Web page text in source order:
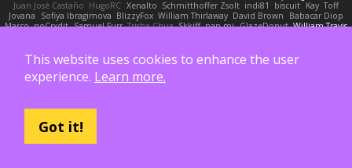
Juan José Castaño HugoRC Xenalto Schmitthoffer Zsolt indi81 biscuit Kay Toff
Jovana
Sofiya Ibragimova BlizzyFox William Thirlaway David Brown
Babacar Diop
Marco noCrxdit Samuel Furr Trisha Chua Skkiff nan mi GlazeDonut William Travis
Isaac Castañeda Miltos imduong2k6 Michael Berger Q Uto TheCrispySnake
Isaac Nguyen 4jakers18 tuna Rafal Jeroen Natter Samuel Blake Maximillian Dono
draqon ofwhitestars Ash Patron
johan henrik de vries C S Studio Formy
Holiday Dvy CRISTIAN P
This website uses cookies to enhance the user
experience. Learn more.
Got it!